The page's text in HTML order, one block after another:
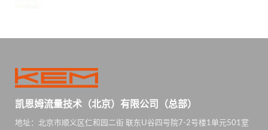
凯恩姆流量技术（北京）有限公司（总部）
地址：北京市顺义区仁和园二街 联东U谷四号院7-2号楼1单元501室